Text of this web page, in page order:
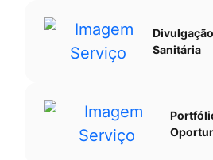
Sanitária